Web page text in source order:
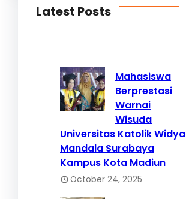
Latest Posts
Mahasiswa
Berprestasi
Warnai
Wisuda
Universitas Katolik Widya
Mandala Surabaya
Kampus Kota Madiun
October 24, 2025